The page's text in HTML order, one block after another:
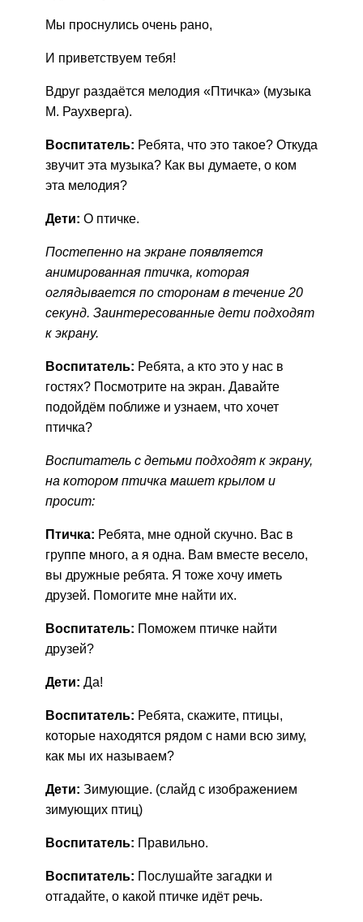
Мы проснулись очень рано,
И приветствуем тебя!
Вдруг раздаётся мелодия «Птичка» (музыка
М. Раухверга).
Воспитатель: Ребята, что это такое? Откуда
звучит эта музыка? Как вы думаете, о ком
эта мелодия?
Дети: О птичке.
Постепенно на экране появляется
анимированная птичка, которая
оглядывается по сторонам в течение 20
секунд. Заинтересованные дети подходят
к экрану.
Воспитатель: Ребята, а кто это у нас в
гостях? Посмотрите на экран. Давайте
подойдём поближе и узнаем, что хочет
птичка?
Воспитатель с детьми подходят к экрану,
на котором птичка машет крылом и
просит:
Птичка: Ребята, мне одной скучно. Вас в
группе много, а я одна. Вам вместе весело,
вы дружные ребята. Я тоже хочу иметь
друзей. Помогите мне найти их.
Воспитатель: Поможем птичке найти
друзей?
Дети: Да!
Воспитатель: Ребята, скажите, птицы,
которые находятся рядом с нами всю зиму,
как мы их называем?
Дети: Зимующие. (слайд с изображением
зимующих птиц)
Воспитатель: Правильно.
Воспитатель: Послушайте загадки и
отгадайте, о какой птичке идёт речь.